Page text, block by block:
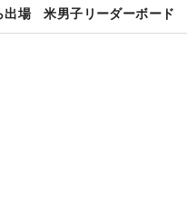
出場 米男子リーダーボード